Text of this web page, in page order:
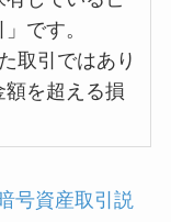
です。
取引ではあり
額を超える損
号資産取引説